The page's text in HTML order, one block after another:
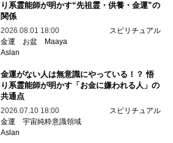
り系霊能師が明かす“先祖霊・供養・金運”の
関係
2026.08.01 18:00
スピリチュアル
金運
お盆
Maaya
Aslan
金運がない人は無意識にやっている！？ 悟
り系霊能師が明かす「お金に嫌われる人」の
共通点
2026.07.10 18:00
スピリチュアル
金運 宇宙純粋意識領域
Aslan